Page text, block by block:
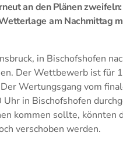
an den Plänen zweifeln:
am Nachmittag
in Bischofshofen
Der Wettbewerb ist für
Wertungsgang vom
in Bischofshofen
kommen sollte, könnten
verschoben werden.